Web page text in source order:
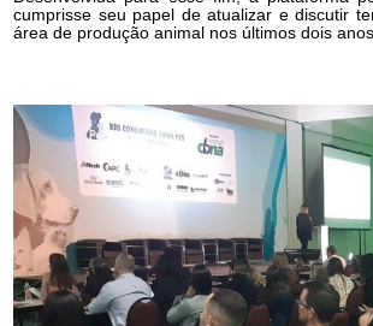
cumprisse seu papel de atualizar e discutir
área de produção animal nos últimos dois